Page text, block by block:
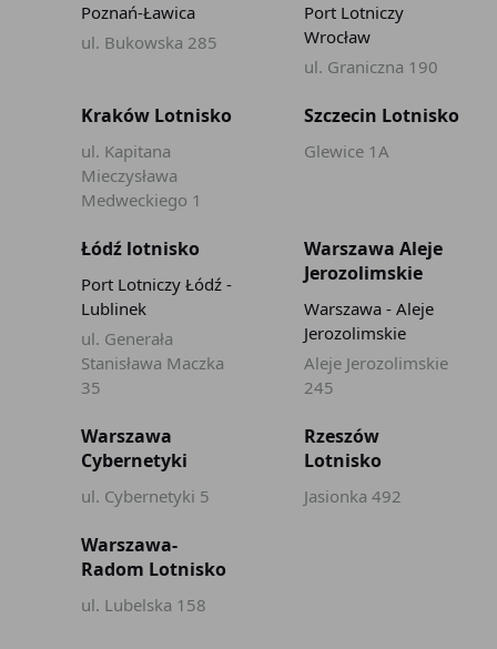
Poznań-Ławica
ul. Bukowska 285
Port Lotniczy
Wrocław
ul. Graniczna 190
Kraków Lotnisko
ul. Kapitana
Mieczysława
Medweckiego 1
Szczecin Lotnisko
Glewice 1A
Łódź lotnisko
Port Lotniczy Łódź -
Lublinek
ul. Generała
Stanisława Maczka
35
Warszawa Aleje
Jerozolimskie
Warszawa - Aleje
Jerozolimskie
Aleje Jerozolimskie
245
Warszawa
Cybernetyki
ul. Cybernetyki 5
Rzeszów
Lotnisko
Jasionka 492
Warszawa-
Radom Lotnisko
ul. Lubelska 158